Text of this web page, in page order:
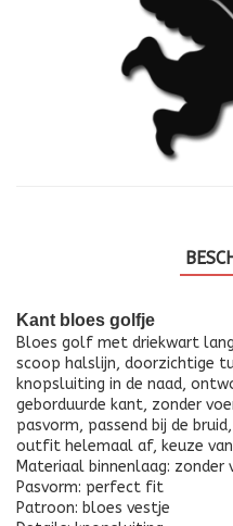
Kant bloes golfje
Bloes golf met driekwart
scoop halslijn, doorzichtige
knopsluiting in de naad,
geborduurde kant, zonder
pasvorm, passend bij de
outfit helemaal af, keuze van
Materiaal binnenlaag: zonder
Pasvorm: perfect fit
Patroon: bloes vestje